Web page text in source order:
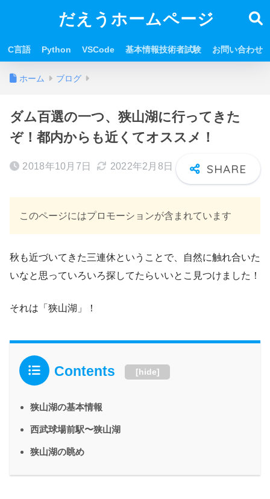
だえうホームページ
C言語 Python VSCode 基本情報技術者試験 お問い合わせ
ホーム ブログ
ダム百選の一つ、狭山湖に行ってきた
ぞ！都内からも近くてオススメ！
2018年10月7日 2022年2月8日
このページにはプロモーションが含まれています
秋も近づいてきた三連休ということで、自然に触れ合いた
いなと思っていろいろ探してたらいいとこ見つけました！
それは「狭山湖」！
Contents [hide]
狭山湖の基本情報
西武球場前駅〜狭山湖
狭山湖の眺め